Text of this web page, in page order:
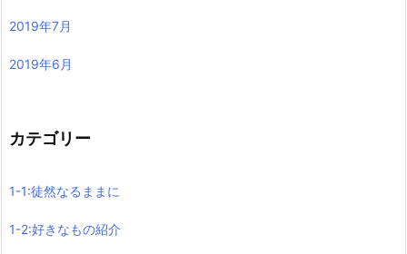
2019年7月
2019年6月
カテゴリー
1-1:徒然なるままに
1-2:好きなもの紹介